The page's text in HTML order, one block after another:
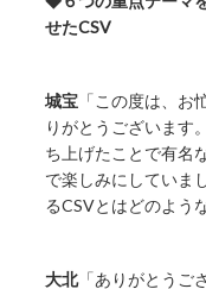
せたCSV
城宝 「この度は、
りがとうございます
ち上げたことで有名
で楽しみにしていま
るCSVとはどのよう
大北「ありがとうご